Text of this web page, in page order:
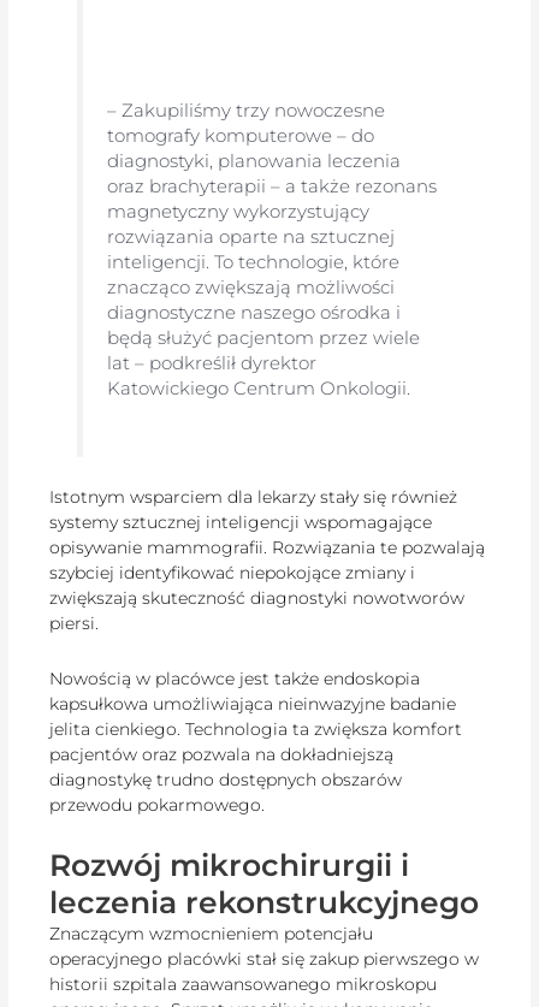
– Zakupiliśmy trzy nowoczesne
tomografy komputerowe – do
diagnostyki, planowania leczenia
oraz brachyterapii – a także rezonans
magnetyczny wykorzystujący
rozwiązania oparte na sztucznej
inteligencji. To technologie, które
znacząco zwiększają możliwości
diagnostyczne naszego ośrodka i
będą służyć pacjentom przez wiele
lat – podkreślił dyrektor
Katowickiego Centrum Onkologii.
Istotnym wsparciem dla lekarzy stały się również
systemy sztucznej inteligencji wspomagające
opisywanie mammografii. Rozwiązania te pozwalają
szybciej identyfikować niepokojące zmiany i
zwiększają skuteczność diagnostyki nowotworów
piersi.
Nowością w placówce jest także endoskopia
kapsułkowa umożliwiająca nieinwazyjne badanie
jelita cienkiego. Technologia ta zwiększa komfort
pacjentów oraz pozwala na dokładniejszą
diagnostykę trudno dostępnych obszarów
przewodu pokarmowego.
Rozwój mikrochirurgii i
leczenia rekonstrukcyjnego
Znaczącym wzmocnieniem potencjału
operacyjnego placówki stał się zakup pierwszego w
historii szpitala zaawansowanego mikroskopu